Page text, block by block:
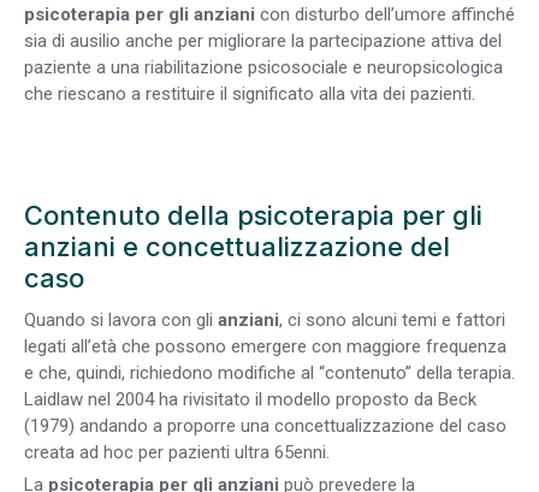
psicoterapia per gli anziani con disturbo dell’umore affinché
sia di ausilio anche per migliorare la partecipazione attiva del
paziente a una riabilitazione psicosociale e neuropsicologica
che riescano a restituire il significato alla vita dei pazienti.
Contenuto della psicoterapia per gli
anziani e concettualizzazione del
caso
Quando si lavora con gli anziani, ci sono alcuni temi e fattori
legati all’età che possono emergere con maggiore frequenza
e che, quindi, richiedono modifiche al “contenuto” della terapia.
Laidlaw nel 2004 ha rivisitato il modello proposto da Beck
(1979) andando a proporre una concettualizzazione del caso
creata ad hoc per pazienti ultra 65enni.
La psicoterapia per gli anziani può prevedere la